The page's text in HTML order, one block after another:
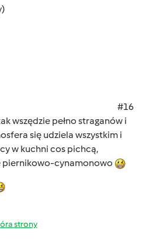
#16
wszędzie pełno straganów i
się udziela wszystkim i
w kuchni cos pichcą,
piernikowo-cynamonowo
strony